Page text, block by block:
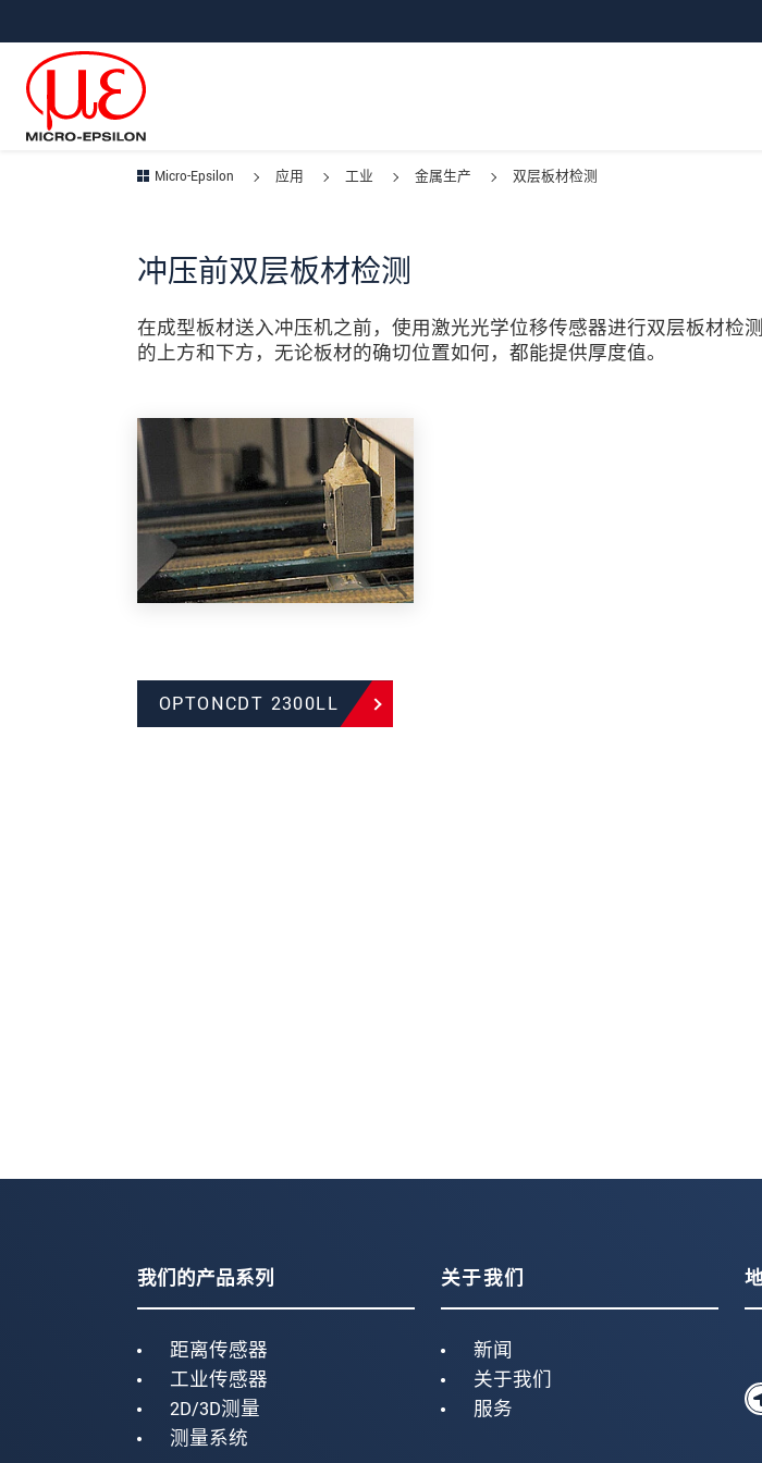
Micro-Epsilon 应用 工业 金属生产 双层板材检测
冲压前双层板材检测
在成型板材送入冲压机之前，使用激光光学位移传感器进行双层板材检
的上方和下方，无论板材的确切位置如何，都能提供厚度值。
OPTONCDT 2300LL
我们的产品系列
距离传感器
工业传感器
2D/3D测量
测量系统
关于我们
新闻
关于我们
服务